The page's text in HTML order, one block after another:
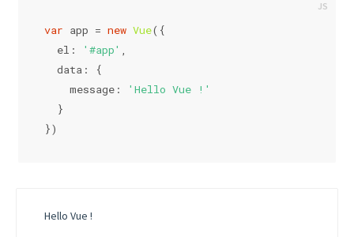
var app = new Vue({
el : '#app' ,
data: {
message:
'Hello Vue !'
  }
})
Hello Vue !